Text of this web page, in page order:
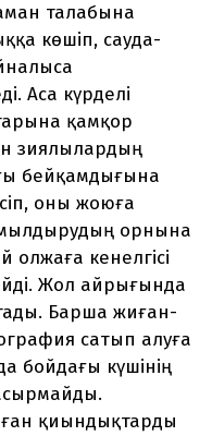
талабына
көшіп, сауда-
Аса күрделі
қамқор
зиялылардың
бейқамдығына
оны жоюға
орнына
кенелгісі
Жол айрығында
Барша жиған-
сатып алуға
бойдағы күшінің
қиындықтарды